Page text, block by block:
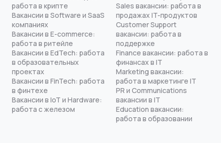
работа в крипте
Вакансии в Software и SaaS
компаниях
Вакансии в E-commerce:
работа в ритейле
Вакансии в EdTech: работа
в образовательных
проектах
Вакансии в FinTech: работа
в финтехе
Вакансии в IoT и Hardware:
работа с железом
Sales вакансии: работа в
продажах IT-продуктов
Customer Support
вакансии: работа в
поддержке
Finance вакансии: работа в
финансах в IT
Marketing вакансии:
работа в маркетинге IT
PR и Communications
вакансии в IT
Education вакансии:
работа в образовании